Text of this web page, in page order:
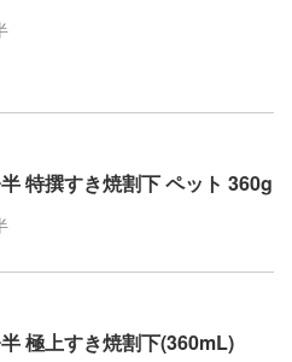
特撰すき焼割下 ペット 360g
極上すき焼割下(360mL)